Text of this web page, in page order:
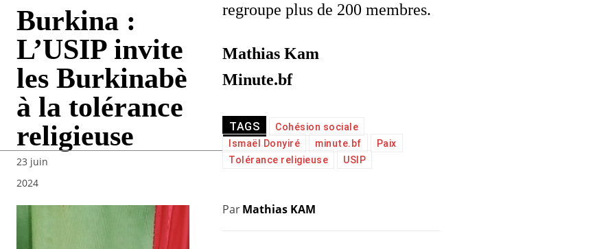
Burkina :
L’USIP invite
les Burkinabè
à la tolérance
religieuse
23 juin
2024
regroupe plus de 200 membres.
Mathias Kam
Minute.bf
TAGS
Cohésion sociale
Ismaël Donyiré
minute.bf
Paix
Tolérance religieuse
USIP
ParMathias KAM